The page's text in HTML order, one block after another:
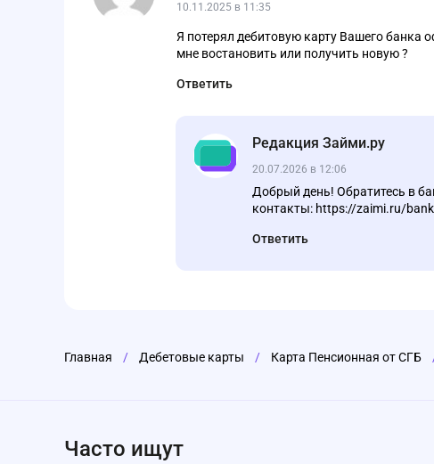
10.11.2025 в 11:35
Я потерял дебитовую карту Вашего банка
мне востановить или получить новую ?
Ответить
Редакция Займи.ру
20.07.2026 в 12:06
Добрый день! Обратитесь в
контакты: https://zaimi.ru/
Ответить
Главная / Дебетовые карты / Карта Пенсионная от СГБ
Часто ищут